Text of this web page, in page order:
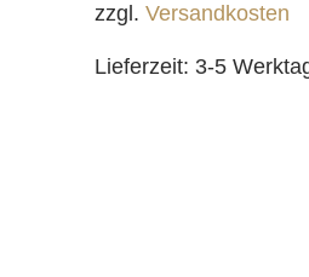
zzgl. Versandkosten
Lieferzeit: 3-5